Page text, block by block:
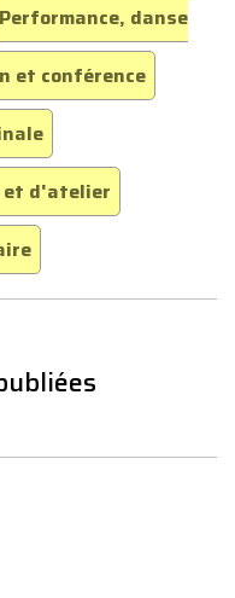
Performance, danse
et conférence
d'atelier